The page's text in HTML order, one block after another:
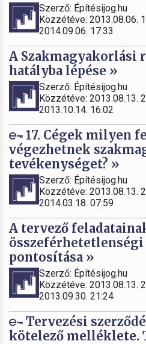
Szerző: Építésijog.hu
Közzétéve: 2013.08.06.
2014.09.06. 17:33
A Szakmagyakorlási
hatályba lépése »
Szerző: Építésijog.hu
Közzétéve: 2013.08.13.
2013.10.14. 16:02
17. Cégek milyen
végezhetnek
tevékenységet? »
Szerző: Építésijog.hu
Közzétéve: 2013.08.13.
2014.03.18. 07:59
A tervező
összeférhetetlenségi
pontosítása »
Szerző: Építésijog.hu
Közzétéve: 2013.08.13.
2013.09.30. 21:24
Tervezési
kötelező melléklete.